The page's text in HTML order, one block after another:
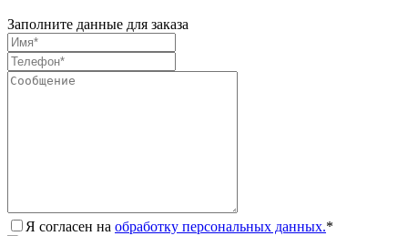
Заполните данные для заказа
Я согласен на обработку персональных данных.*